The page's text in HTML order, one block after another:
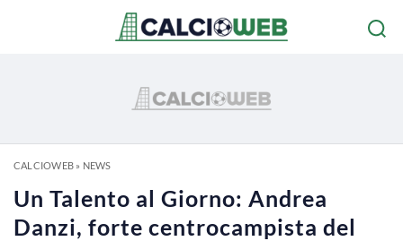
CALCIOWEB» NEWS
Un Talento al Giorno: Andrea
Danzi, forte centrocampista del